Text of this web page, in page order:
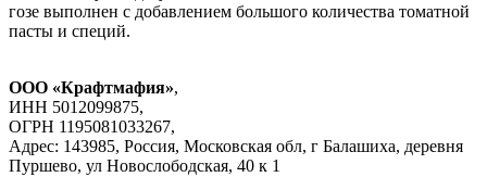
гозе выполнен с добавлением большого количества томатной
пасты и специй.
ООО «Крафтмафия»,
ИНН 5012099875,
ОГРН 1195081033267,
Адрес: 143985, Россия, Московская обл, г Балашиха, деревня
Пуршево, ул Новослободская, 40 к 1